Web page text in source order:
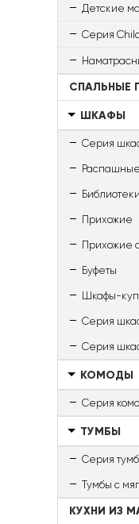
Детские
Серия
СПАЛЬНЫЕ
ШКАФЫ
Серия
Прихожие
Прихожие
Буфеты
Шкафы-
Серия
Серия
КОМОДЫ
Серия
ТУМБЫ
Серия
Тумбы с
КУХНИ ИЗ